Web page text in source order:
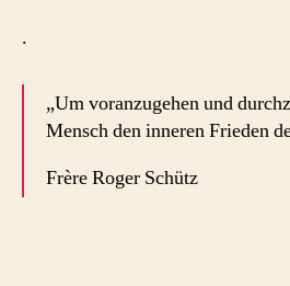
.
„Um voranzugehen und
Mensch den inneren Frieden
Frère Roger Schütz